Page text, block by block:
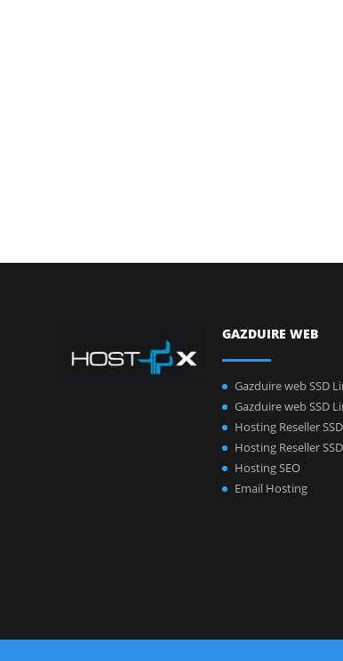
GAZDUIRE WEB
Gazduire web SSD
Gazduire web SSD
Hosting Reseller
Hosting Reseller
Hosting SEO
Email Hosting